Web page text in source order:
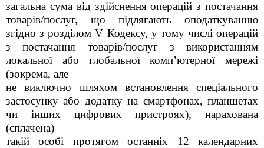
загальна сума від здійснення операцій з постачання
товарів/послуг, що підлягають оподаткуванню
згідно з розділом V Кодексу, у тому числі операцій
з постачання товарів/послуг з використанням
локальної або глобальної комп’ютерної мережі
(зокрема, але
не виключно шляхом встановлення спеціального
застосунку або додатку на смартфонах, планшетах
чи інших цифрових пристроях), нарахована
(сплачена)
такій особі протягом останніх 12 календарних